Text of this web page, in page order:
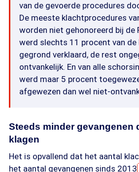
van de gevoerde procedures
De meeste klachtprocedures
worden niet gehonoreerd bij de
werd slechts 11 procent van de
gegrond verklaard, de rest
ontvankelijk. En van alle
werd maar 5 procent
afgewezen dan wel niet-
Steeds minder gevangenen
klagen
Het is opvallend dat het aantal
het aantal gevangenen sinds 2013